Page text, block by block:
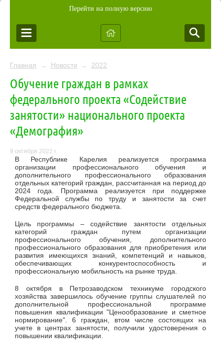
Перейти на полную версию
Главная → Новости → 2022
Обучение граждан в рамках
федерального проекта «Содействие
занятости» национального проекта
«Демография»
9 октября 2022 г.
В Республике Карелия реализуется программа
организации профессионального обучения и
дополнительного профессионального образования
отдельных категорий граждан, рассчитанная на период до
2024 года. Программа реализуется при поддержке
Федеральной службы по труду и занятости за счет
средств федерального бюджета.
Цель программы – содействие занятости отдельных
категорий граждан путем организации
профессионального обучения, дополнительного
профессионального образования для приобретения или
развития имеющихся знаний, компетенций и навыков,
обеспечивающих конкурентоспособность и
профессиональную мобильность на рынке труда.
8 октября в Петрозаводском техникуме городского
хозяйства завершилось обучение группы слушателей по
дополнительной профессиональной программе
повышения квалификации "Ценообразование и сметное
нормирование". 6 граждан, втом числе состоящих на
учете в центрах занятости, получили удостоверения о
повышении квалификации.